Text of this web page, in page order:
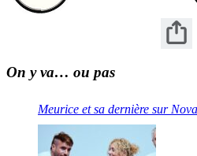
On y va… ou pas
Meurice et sa dernière sur Nova